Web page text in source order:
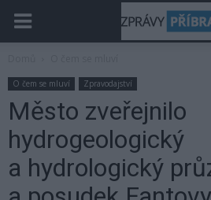
O čem se mluví Zpravodajství
Město zveřejnilo
hydrogeologický
a hydrologický